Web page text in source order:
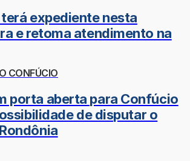
terá expediente nesta
e retoma atendimento na
CONFÚCIO
porta aberta para Confúcio
de disputar o